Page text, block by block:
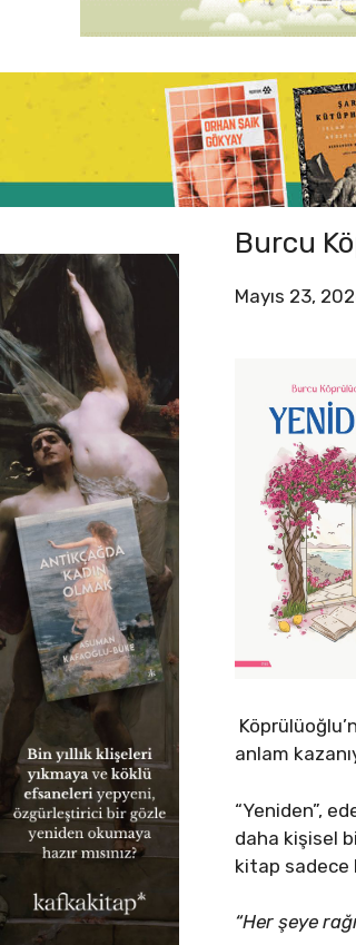
Burcu
Mayıs 23,
anlam
“Yeniden”,
daha kişisel
kitap sadece
“Her şeye